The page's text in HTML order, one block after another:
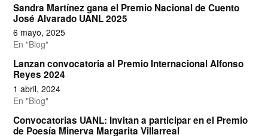
Sandra Martínez gana el Premio Nacional de Cuento
José Alvarado UANL 2025
6 mayo, 2025
En "Blog"
Lanzan convocatoria al Premio Internacional Alfonso
Reyes 2024
1 abril, 2024
En "Blog"
Convocatorias UANL: Invitan a participar en el Premio
de Poesía Minerva Margarita Villarreal